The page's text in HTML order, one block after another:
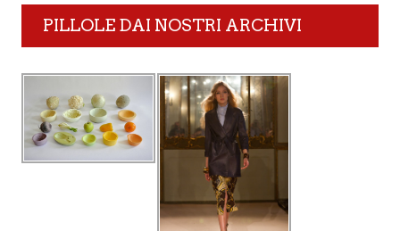
PILLOLE DAI NOSTRI ARCHIVI